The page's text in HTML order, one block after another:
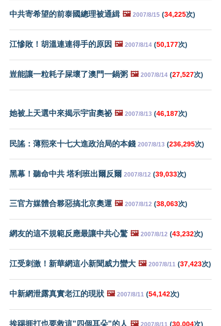
中共寄希望的前泰國總理被通緝 🖼️ 2007/8/15 (34,225次)
江慘敗！胡溫連連得手的原因 🖼️ 2007/8/14 (50,177次)
豈能讓一粒耗子屎壞了澳門一鍋粥 🖼️ 2007/8/14 (27,527次)
她被上天選中來揭示宇宙奧祕 🖼️ 2007/8/13 (46,187次)
民謠：薄熙來十七大進政治局的本錢 2007/8/13 (236,295次)
黑幕！聽命中共 塔利班出爾反爾 2007/8/12 (39,033次)
三官方媒體合夥惡搞北京奧運 🖼️ 2007/8/12 (38,063次)
網友的這不規範反應最讓中共心驚 🖼️ 2007/8/12 (43,232次)
江受刺激！新華網這小新聞威力蠻大 🖼️ 2007/8/11 (37,423次)
中新網泄露真實老江的現狀 🖼️ 2007/8/11 (54,142次)
挨踢捱打也要救這"四個耳朵"的人 🖼️ 2007/8/11 (30,004次)